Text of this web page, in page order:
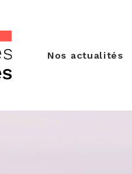
Nos actualités